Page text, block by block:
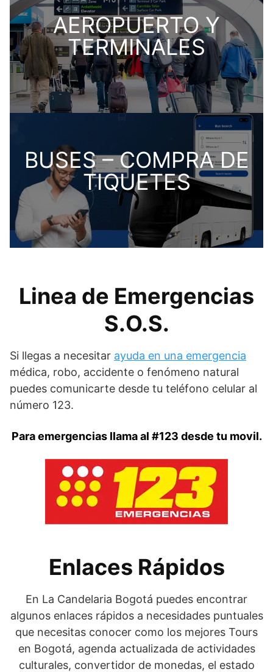
AEROPUERTO Y
TERMINALES
BUSES – COMPRA DE
TIQUETES
Linea de Emergencias
S.O.S.
Si llegas a necesitar ayuda en una emergencia
médica, robo, accidente o fenómeno natural
puedes comunicarte desde tu teléfono celular al
número 123.
Para emergencias llama al #123 desde tu movil.
Enlaces Rápidos
En La Candelaria Bogotá puedes encontrar
algunos enlaces rápidos a necesidades puntuales
que necesitas conocer como los mejores Tours
en Bogotá, agenda actualizada de actividades
culturales, convertidor de monedas, el estado